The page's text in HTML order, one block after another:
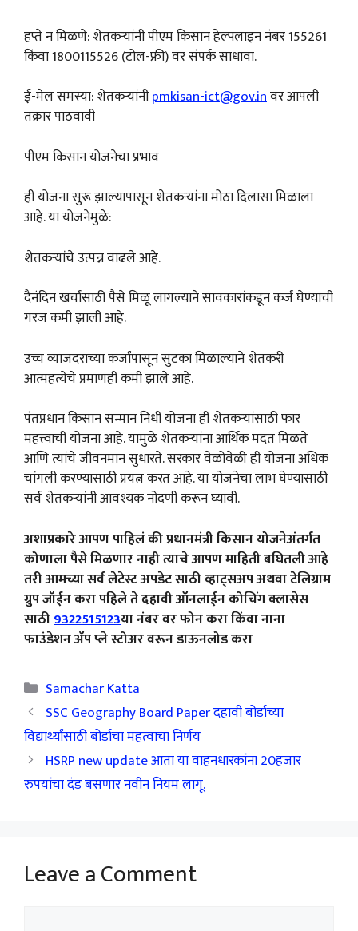
हप्ते न मिळणे: शेतकऱ्यांनी पीएम किसान हेल्पलाइन नंबर 155261
किंवा 1800115526 (टोल-फ्री) वर संपर्क साधावा.
ई-मेल समस्या: शेतकऱ्यांनीpmkisan-ict@gov.inवर आपली
तक्रार पाठवावी
पीएम किसान योजनेचा प्रभाव
ही योजना सुरू झाल्यापासून शेतकऱ्यांना मोठा दिलासा मिळाला
आहे. या योजनेमुळे:
शेतकऱ्यांचे उत्पन्न वाढले आहे.
दैनंदिन खर्चासाठी पैसे मिळू लागल्याने सावकारांकडून कर्ज घेण्याची
गरज कमी झाली आहे.
उच्च व्याजदराच्या कर्जांपासून सुटका मिळाल्याने शेतकरी
आत्महत्येचे प्रमाणही कमी झाले आहे.
पंतप्रधान किसान सन्मान निधी योजना ही शेतकऱ्यांसाठी फार
महत्त्वाची योजना आहे. यामुळे शेतकऱ्यांना आर्थिक मदत मिळते
आणि त्यांचे जीवनमान सुधारते. सरकार वेळोवेळी ही योजना अधिक
चांगली करण्यासाठी प्रयत्न करत आहे. या योजनेचा लाभ घेण्यासाठी
सर्व शेतकऱ्यांनी आवश्यक नोंदणी करून घ्यावी.
अशाप्रकारे आपण पाहिलं की प्रधानमंत्री किसान योजनेअंतर्गत
कोणाला पैसे मिळणार नाही त्याचे आपण माहिती बघितली आहे
तरी आमच्या सर्व लेटेस्ट अपडेट साठी व्हाट्सअप अथवा टेलिग्राम
ग्रुप जॉईन करा पहिले ते दहावी ऑनलाईन कोचिंग क्लासेस
साठी9322515123या नंबर वर फोन करा किंवा नाना
फाउंडेशन ॲप प्ले स्टोअर वरून डाऊनलोड करा
Categories
Samachar Katta
SSC Geography Board Paper दहावी बोर्डाच्या
विद्यार्थ्यांसाठी बोर्डाचा महत्वाचा निर्णय
HSRP new update आता या वाहनधारकांना 20हजार
रुपयांचा दंड बसणार नवीन नियम लागू.
Leave a Comment